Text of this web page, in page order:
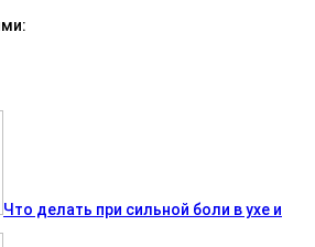
Что делать при сильной боли в ухе и